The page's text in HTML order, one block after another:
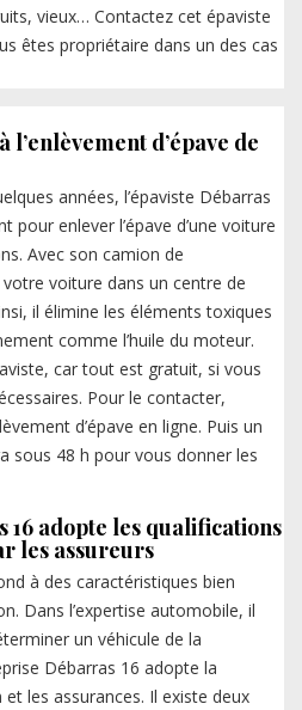
vieux… Contactez cet épaviste
êtes propriétaire dans un des cas
l’enlèvement d’épave de
années, l’épaviste Débarras
pour enlever l’épave d’une voiture
Avec son camion de
voiture dans un centre de
il élimine les éléments toxiques
comme l’huile du moteur.
car tout est gratuit, si vous
Pour le contacter,
d’épave en ligne. Puis un
sous 48 h pour vous donner les
16 adopte les qualifications
les assureurs
à des caractéristiques bien
Dans l’expertise automobile, il
un véhicule de la
Débarras 16 adopte la
les assurances. Il existe deux